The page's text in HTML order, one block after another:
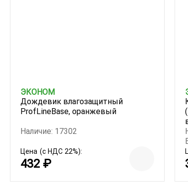
ЭКОНОМ
Дождевик влагозащитный
ProfLineBase, оранжевый
Наличие: 17302
Цена (с НДС 22%):
432 ₽